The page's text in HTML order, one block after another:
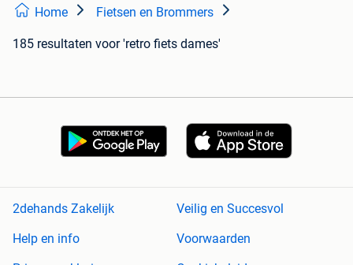
Home Fietsen en Brommers
185 resultaten voor 'retro fiets dames'
2dehands Zakelijk
Veilig en Succesvol
Help en info
Voorwaarden